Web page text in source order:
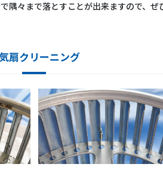
隅々まで落とすことが出来ますので、ぜ
扇クリーニング